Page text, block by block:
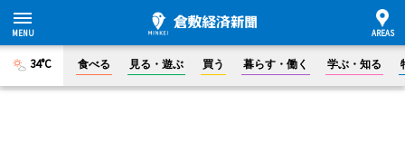
34°C 食べる 見る・遊ぶ 買う 暮らす・働く 学ぶ・知る